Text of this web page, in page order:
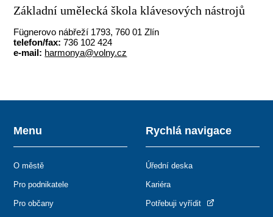
Základní umělecká škola klávesových nástrojů
Fügnerovo nábřeží 1793, 760 01 Zlín
telefon/fax: 736 102 424
e-mail: harmonya@volny.cz
Menu
O městě
Pro podnikatele
Pro občany
Rychlá navigace
Úřední deska
Kariéra
Potřebuji vyřídit